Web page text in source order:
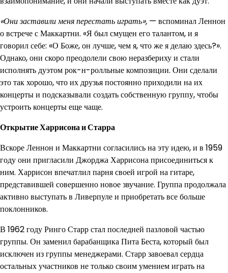
«Они заставили меня перестать играть», — вспоминал Леннон
о встрече с Маккартни. «Я был смущен его талантом, и я
говорил себе: «О Боже, он лучше, чем я, что же я делаю здесь?».
Однако, они скоро преодолели свою неразбериху и стали
исполнять дуэтом рок-н-ролльные композиции. Они сделали
это так хорошо, что их друзья постоянно приходили на их
концерты и подсказывали создать собственную группу, чтобы
устроить концерты еще чаще.
Открытие Харрисона и Старра
Вскоре Леннон и Маккартни согласились на эту идею, и в 1959
году они пригласили Джорджа Харрисона присоединиться к
ним. Харрисон впечатлил парня своей игрой на гитаре,
представившей совершенно новое звучание. Группа продолжала
активно выступать в Ливерпуле и приобретать все больше
поклонников.
В 1962 году Ринго Старр стал последней пазловой частью
группы. Он заменил барабанщика Пита Беста, который был
исключен из группы менеджерами. Старр завоевал сердца
остальных участников не только своим умением играть на